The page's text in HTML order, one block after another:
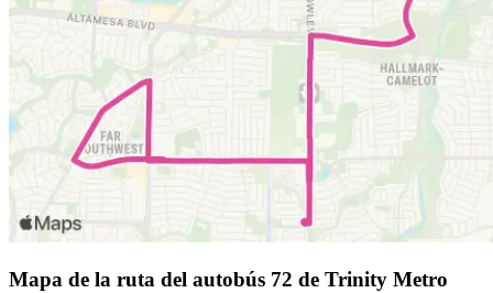
Mapa de la ruta del autobús 72 de Trinity Metro